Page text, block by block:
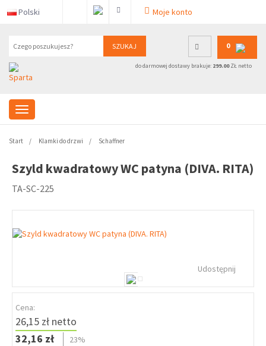
Polski Moje konto
SZUKAJ 0
do darmowej dostawy brakuje: 299.00ZŁ netto
Start Klamki do drzwi Schaffner
Szyld kwadratowy WC patyna (DIVA. RITA)
TA-SC-225
Udostępnij
Cena:
26,15 zł netto
32,16 zł
23%